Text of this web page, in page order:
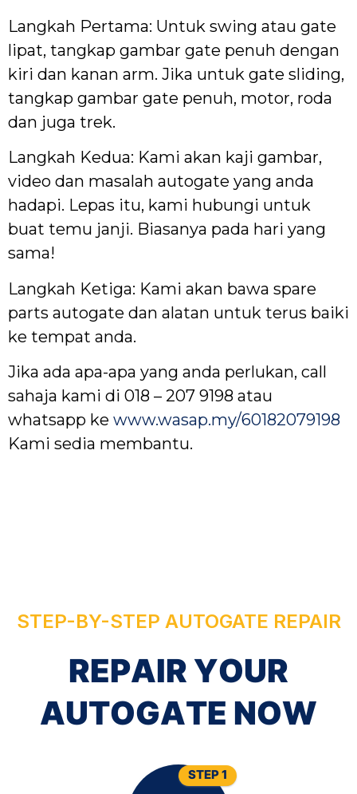
Langkah Pertama: Untuk swing atau gate
lipat, tangkap gambar gate penuh dengan
kiri dan kanan arm. Jika untuk gate sliding,
tangkap gambar gate penuh, motor, roda
dan juga trek.
Langkah Kedua: Kami akan kaji gambar,
video dan masalah autogate yang anda
hadapi. Lepas itu, kami hubungi untuk
buat temu janji. Biasanya pada hari yang
sama!
Langkah Ketiga: Kami akan bawa spare
parts autogate dan alatan untuk terus baiki
ke tempat anda.
Jika ada apa-apa yang anda perlukan, call
sahaja kami di 018 – 207 9198 atau
whatsapp ke www.wasap.my/60182079198
Kami sedia membantu.
STEP-BY-STEP AUTOGATE REPAIR
REPAIR YOUR
AUTOGATE NOW
STEP 1